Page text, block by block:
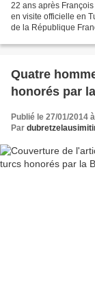
22 ans après
en visite officielle en
de la République
Quatre
honorés par
Publié le 27/01/2014
Par